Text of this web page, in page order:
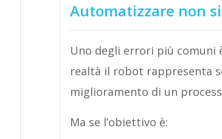
Automatizzare non
Uno degli errori più comuni
realtà il robot rappresenta
miglioramento di un
Ma se l’obiettivo è: